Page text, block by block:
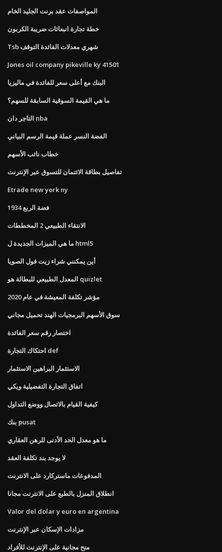
المواصفات عقد برنت الجليد الخام
خطة تجارة انبعاثات ضريبة الكربون
Tsb شهري معدلات الفائدة التوقف
Jones oil company pikeville ky 41501
البنك مع أعلى سعر للفائدة في ماليزيا
ما هي القيمة السوقية السابقة للسهم؟
التاجر دان nba
الفضة النسر عملة قيمة الرسم البياني
خطاب نائب الأسهم
تفاصيل بطاقة الائتمان للتسوق عبر الإنترنت
Etrade new york ny
1934 فضة الربع
الانتقاء الطبيعي 2 المخططات
ما هي الميزات الجديدة ل html5
أين يمكنني شراء زيت فول الصويا
المعدل الطبيعي للبطالة هو quizlet
مؤشر تكلفة المعيشة في عام 2020
سوق الأسهم البرمجيات الهند تحميل مجاني
اختصار رقم سعر الفائدة
احتكاك التجارة def
الاستثمار البراهين الاستثمار
اتفاق التجارة التفضيلية ويكي
كيفية القيام بالاتصال ووضع التداول
بنك pusat
ما هو معدل الحد الأدنى للرهن العقاري
لا يوجد بند تكلفة العقد
المدفوعات ماستركارد على الانترنت
انطلاق المنزل بالطبع على الانترنت مجانا
Valor del dolar y euro en argentina
مزادات الإسكان عبر الإنترنت
منح مجانية على الإنترنت للأفراد